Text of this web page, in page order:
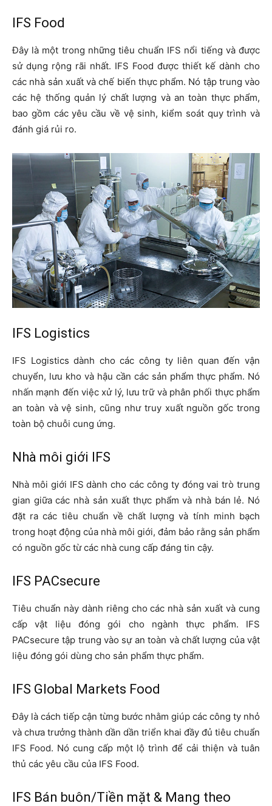
IFS Food
Đây là một trong những tiêu chuẩn IFS nổi tiếng và được
sử dụng rộng rãi nhất. IFS Food được thiết kế dành cho
các nhà sản xuất và chế biến thực phẩm. Nó tập trung vào
các hệ thống quản lý chất lượng và an toàn thực phẩm,
bao gồm các yêu cầu về vệ sinh, kiểm soát quy trình và
đánh giá rủi ro.
IFS Logistics
IFS Logistics dành cho các công ty liên quan đến vận
chuyển, lưu kho và hậu cần các sản phẩm thực phẩm. Nó
nhấn mạnh đến việc xử lý, lưu trữ và phân phối thực phẩm
an toàn và vệ sinh, cũng như truy xuất nguồn gốc trong
toàn bộ chuỗi cung ứng.
Nhà môi giới IFS
Nhà môi giới IFS dành cho các công ty đóng vai trò trung
gian giữa các nhà sản xuất thực phẩm và nhà bán lẻ. Nó
đặt ra các tiêu chuẩn về chất lượng và tính minh bạch
trong hoạt động của nhà môi giới, đảm bảo rằng sản phẩm
có nguồn gốc từ các nhà cung cấp đáng tin cậy.
IFS PACsecure
Tiêu chuẩn này dành riêng cho các nhà sản xuất và cung
cấp vật liệu đóng gói cho ngành thực phẩm. IFS
PACsecure tập trung vào sự an toàn và chất lượng của vật
liệu đóng gói dùng cho sản phẩm thực phẩm.
IFS Global Markets Food
Đây là cách tiếp cận từng bước nhằm giúp các công ty nhỏ
và chưa trưởng thành dần dần triển khai đầy đủ tiêu chuẩn
IFS Food. Nó cung cấp một lộ trình để cải thiện và tuân
thủ các yêu cầu của IFS Food.
IFS Bán buôn/Tiền mặt & Mang theo